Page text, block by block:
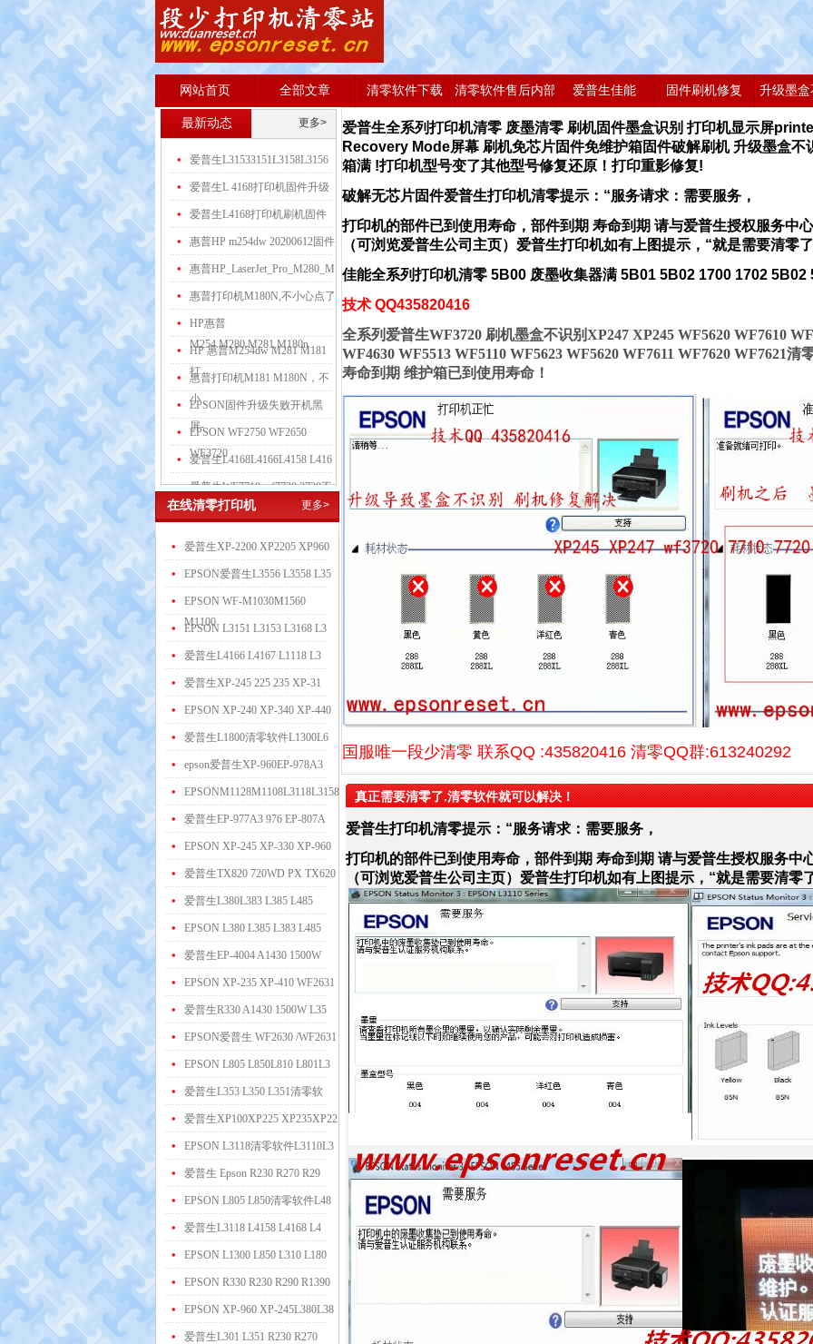
网站首页 全部文章 清零软件下载 清零软件售后内部版 爱普生佳能 固件刷机修复 升级墨
真正需要清零了.清零软件就可以解决！
爱普生打印机清零提示：“服务请求：需要服务，
打印机的部件已到使用寿命，部件到期 寿命到期 请与爱普生授权服务中
（可浏览爱普生公司主页）爱普生打印机如有上图提示，“就是需要清零
在线清零打印机 更多>
爱普生XP-2200 XP2205 XP960
EPSON爱普生L3556 L3558 L35
EPSON WF-M1030M1560
M1100
EPSON L3151 L3153 L3168 L3
爱普生L4166 L4167 L1118 L3
爱普生XP-245 225 235 XP-31
EPSON XP-240 XP-340 XP-440
爱普生L1800清零软件L1300L6
epson爱普生XP-960EP-978A3
EPSONM1128M1108L3118L3158L
爱普生EP-977A3 976 EP-807A
EPSON XP-245 XP-330 XP-960
爱普生TX820 720WD PX TX620
爱普生L380L383 L385 L485
EPSON L380 L385 L383 L485
爱普生EP-4004 A1430 1500W
EPSON XP-235 XP-410 WF2631
爱普生R330 A1430 1500W L35
EPSON爱普生 WF2630 /WF2631
EPSON L805 L850L810 L801L3
爱普生L353 L350 L351清零软
爱普生XP100XP225 XP235XP22
EPSON L3118清零软件L3110L3
爱普生 Epson R230 R270 R29
EPSON L805 L850清零软件L48
爱普生L3118 L4158 L4168 L4
EPSON L1300 L850 L310 L180
EPSON R330 R230 R290 R1390
EPSON XP-960 XP-245L380L38
爱普生L301 L351 R230 R270
最新动态 更多>
爱普生L31533151L3158L3156
爱普生L 4168打印机固件升级
爱普生L4168打印机刷机固件
惠普HP m254dw 20200612固件
惠普HP_LaserJet_Pro_M280_M
惠普打印机M180N,不小心点了
HP惠普
M254.M280.M281,M180n
HP 惠普M254dw M281 M181
打
惠普打印机M181 M180N，不
小
EPSON固件升级失败开机黑
屏-
EPSON WF2750 WF2650
WF3720
爱普生L4168L4166L4158 L416
爱普生WF7710 wf7720 3720不
爱普生全系列打印机清零 废墨清零 刷机固件墨盒识别 打印机显示屏
Recovery Mode屏幕 刷机免芯片固件免维护箱固件破解刷机 升级墨盒不
箱满 !打印机型号变了其他型号修复还原！打印重影修复!
破解无芯片固件爱普生打印机清零提示：“服务请求：需要服务，
打印机的部件已到使用寿命，部件到期 寿命到期 请与爱普生授权服务中心
（可浏览爱普生公司主页）爱普生打印机如有上图提示，“就是需要清零
佳能全系列打印机清零 5B00 废墨收集器满 5B01 5B02 1700 1702 5B02
技术 QQ435820416
全系列爱普生WF3720 刷机墨盒不识别XP247 XP245 WF5620 WF7610
WF4630 WF5513 WF5110 WF5623 WF5620 WF7611 WF7620 WF7621
寿命到期 维护箱已到使用寿命！
国服唯一段少清零 联系QQ :435820416 清零QQ群:613240292